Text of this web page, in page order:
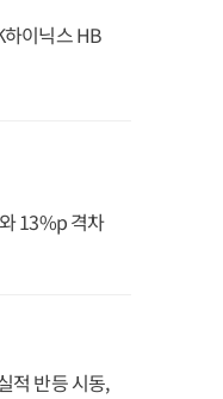
하이닉스 HB
13%p 격차
적 반등 시동,